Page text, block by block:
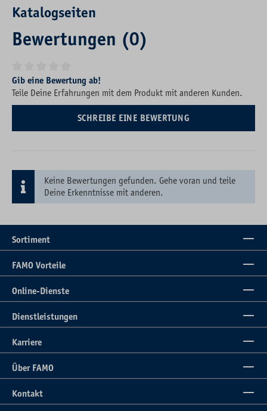
Katalogseiten
Bewertungen (0)
Durchschnittliche Bewertung von 0 von 5 Sternen
Gib eine Bewertung ab!
Teile Deine Erfahrungen mit dem Produkt mit anderen Kunden.
SCHREIBE EINE BEWERTUNG
Keine Bewertungen gefunden. Gehe voran und teile
Deine Erkenntnisse mit anderen.
Sortiment
FAMO Vorteile
Online-Dienste
Dienstleistungen
Karriere
Über FAMO
Kontakt